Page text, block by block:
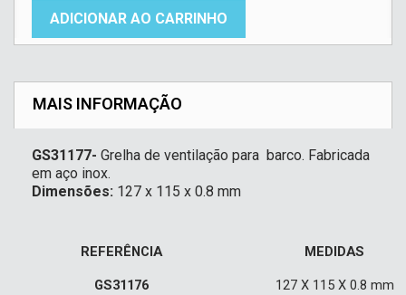
ADICIONAR AO CARRINHO
MAIS INFORMAÇÃO
GS31177- Grelha de ventilação para barco. Fabricada
em aço inox.
Dimensões: 127 x 115 x 0.8 mm
REFERÊNCIA MEDIDAS
GS31176 127 X 115 X 0.8 mm